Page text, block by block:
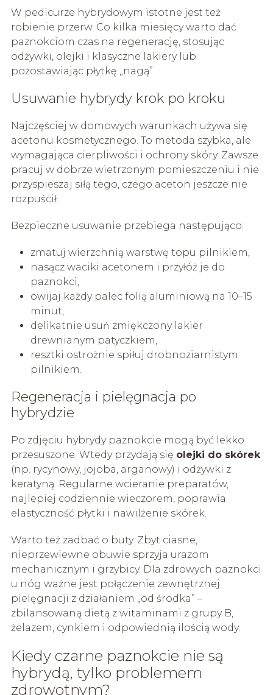
W pedicurze hybrydowym istotne jest też
robienie przerw. Co kilka miesięcy warto dać
paznokciom czas na regenerację, stosując
odżywki, olejki i klasyczne lakiery lub
pozostawiając płytkę „nagą”.
Usuwanie hybrydy krok po kroku
Najczęściej w domowych warunkach używa się
acetonu kosmetycznego. To metoda szybka, ale
wymagająca cierpliwości i ochrony skóry. Zawsze
pracuj w dobrze wietrzonym pomieszczeniu i nie
przyspieszaj siłą tego, czego aceton jeszcze nie
rozpuścił.
Bezpieczne usuwanie przebiega następująco:
zmatuj wierzchnią warstwę topu pilnikiem,
nasącz waciki acetonem i przyłóż je do
paznokci,
owijaj każdy palec folią aluminiową na 10–15
minut,
delikatnie usuń zmiękczony lakier
drewnianym patyczkiem,
resztki ostrożnie spiłuj drobnoziarnistym
pilnikiem.
Regeneracja i pielęgnacja po
hybrydzie
Po zdjęciu hybrydy paznokcie mogą być lekko
przesuszone. Wtedy przydają się olejki do skórek
(np. rycynowy, jojoba, arganowy) i odżywki z
keratyną. Regularne wcieranie preparatów,
najlepiej codziennie wieczorem, poprawia
elastyczność płytki i nawilżenie skórek.
Warto też zadbać o buty. Zbyt ciasne,
nieprzewiewne obuwie sprzyja urazom
mechanicznym i grzybicy. Dla zdrowych paznokci
u nóg ważne jest połączenie zewnętrznej
pielęgnacji z działaniem „od środka” –
zbilansowaną dietą z witaminami z grupy B,
żelazem, cynkiem i odpowiednią ilością wody.
Kiedy czarne paznokcie nie są
hybrydą, tylko problemem
zdrowotnym?